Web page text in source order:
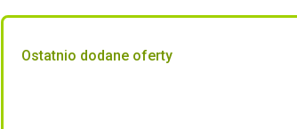
Ostatnio dodane oferty